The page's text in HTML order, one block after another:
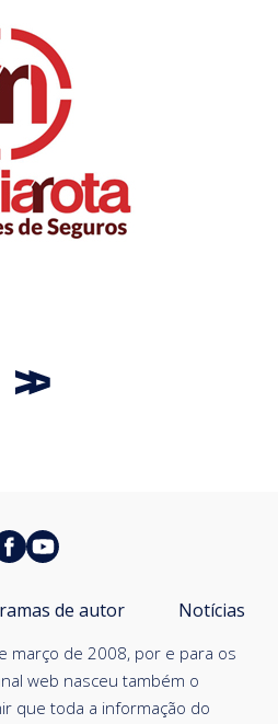
março de 2008, por e para os
web nasceu também o
que toda a informação do
de autor Notícias